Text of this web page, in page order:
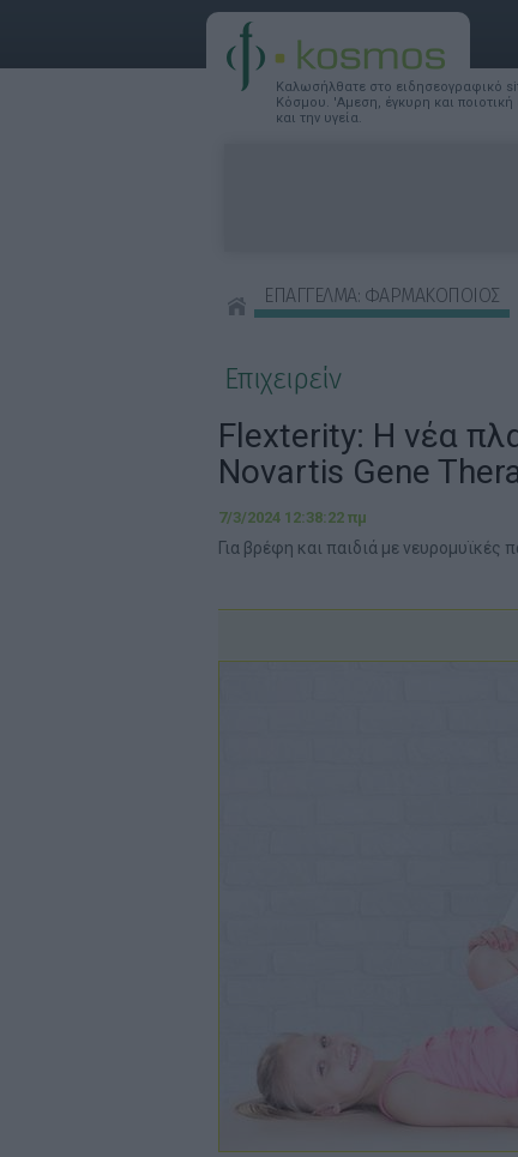
Καλωσήλθατε στο ειδησεογραφικό
Κόσμου. 'Αμεση, έγκυρη και
και την υγεία.
ΕΠΑΓΓΕΛΜΑ: ΦΑΡΜΑΚΟΠΟΙΟΣ
Επιχειρείν
Flexterity: Η νέα
Novartis Gene
7/3/2024 12:38:22 πμ
Για βρέφη και παιδιά με νευρομυϊκές